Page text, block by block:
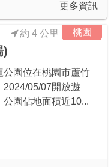
更多資訊
桃園
)
約 4 公里
公園位在桃園市蘆竹
2024/05/07開放遊
公園佔地面積近10...